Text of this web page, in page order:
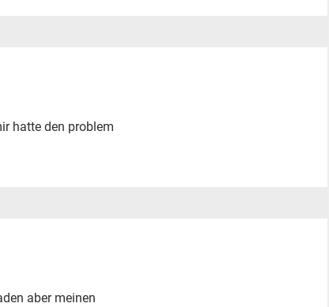
hatte den problem
aber meinen